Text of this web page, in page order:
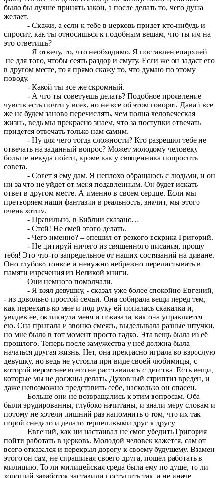
было бы лучше принять закон, а после делать то, чего душа
желает.
- Скажи, а если к тебе в церковь придет кто-нибудь и
спросит, как ты относишься к подобным вещам, что ты им на
это ответишь?
- Я отвечу, то, что необходимо. Я поставлен епархией
не для того, чтобы сеять раздор и смуту. Если же он задаст его
в другом месте, то я прямо скажу то, что думаю по этому
поводу.
- Какой ты все же скромный.
- А что ты советуешь делать? Подобное проявление
чувств есть почти у всех, но не все об этом говорят. Давай все
же не будем заново перечислять, чем полна человеческая
жизнь, ведь мы прекрасно знаем, что за поступки отвечать
придется отвечать только нам самим.
- Ну для чего тогда сложности? Кто разрешил тебе не
отвечать на заданный вопрос? Может молодому человеку
больше некуда пойти, кроме как у священника попросить
совета.
- Совет я ему дам. Я неплохо обращаюсь с людьми, и он
ни за что не уйдет от меня подавленным. Он будет искать
ответ в другом месте. А именно в своем сердце. Если мы
претворяем наши фантазии в реальность, значит, мы этого
очень хотим.
- Правильно, в Библии сказано…
- Стой! Не смей этого делать.
- Чего именно? – опешил от резкого вскрика Григорий.
- Не цитируй ничего из священного писания, прошу
тебя! Это что-то запредельное от наших состязаний на диване.
Оно глубоко тонкое и ненужно небрежно перелистывать в
памяти изречения из Великой книги.
Они немного помолчали.
- Я взял девушку, - сказал уже более спокойно Евгений,
- из довольно простой семьи. Она собирала вещи перед тем,
как переехать ко мне и под руку ей попалась скакалка и,
увидев ее, окликнула меня и показала, как она управляется
ею. Она прыгала и звонко смеясь, выделывала разные штучки,
но мне было в тот момент просто гадко. Эта вещь была из её
прошлого. Теперь после замужества у неё должна была
начаться другая жизнь. Нет, она прекрасно играла во взрослую
девушку, но ведь не устояла при виде своей любимицы, с
которой вероятнее всего не расставалась с детства. Есть вещи,
которые мы не должны делать. Духовный стриптиз вреден, и
даже невозможно представить себе, насколько он опасен.
Больше они не возвращались к этим вопросам. Оба
были эрудированны, глубоко начитаны, и знали меру словам и
потому не хотели лишний раз напомнить о том, что их так
порой снедало и делало терпеливыми друг к другу.
Евгений, как ни настаивал не смог убедить Григория
пойти работать в церковь. Молодой человек кажется, сам от
всего отказался и перекрыл дорогу к своему будущему. Взамен
этого он сам, не спрашивая своего друга, пошел работать в
милицию. То ли милицейская среда была ему по душе, то ли
хороший заработок заставили поступить так, а не иначе,